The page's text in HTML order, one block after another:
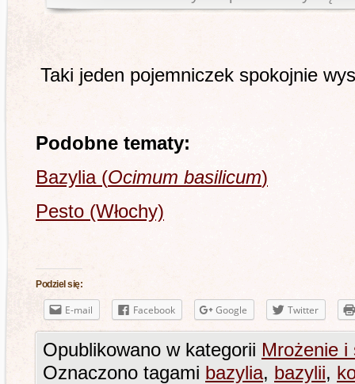
Taki jeden pojemniczek spokojnie
Podobne tematy:
Bazylia (Ocimum basilicum)
Pesto (Włochy)
Podziel się:
E-mail Facebook Google Twitter
Opublikowano w kategorii Mrożenie i
Oznaczono tagami bazylia, bazylii,